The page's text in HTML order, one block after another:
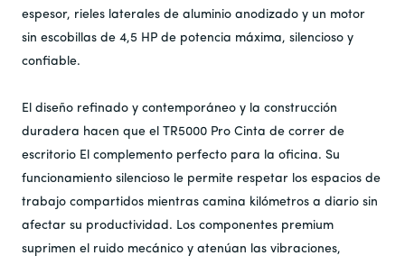
espesor, rieles laterales de aluminio anodizado y un motor
sin escobillas de 4,5 HP de potencia máxima, silencioso y
confiable.
El diseño refinado y contemporáneo y la construcción
duradera hacen que el TR5000 Pro Cinta de correr de
escritorio El complemento perfecto para la oficina. Su
funcionamiento silencioso le permite respetar los espacios de
trabajo compartidos mientras camina kilómetros a diario sin
afectar su productividad. Los componentes premium
suprimen el ruido mecánico y atenúan las vibraciones,